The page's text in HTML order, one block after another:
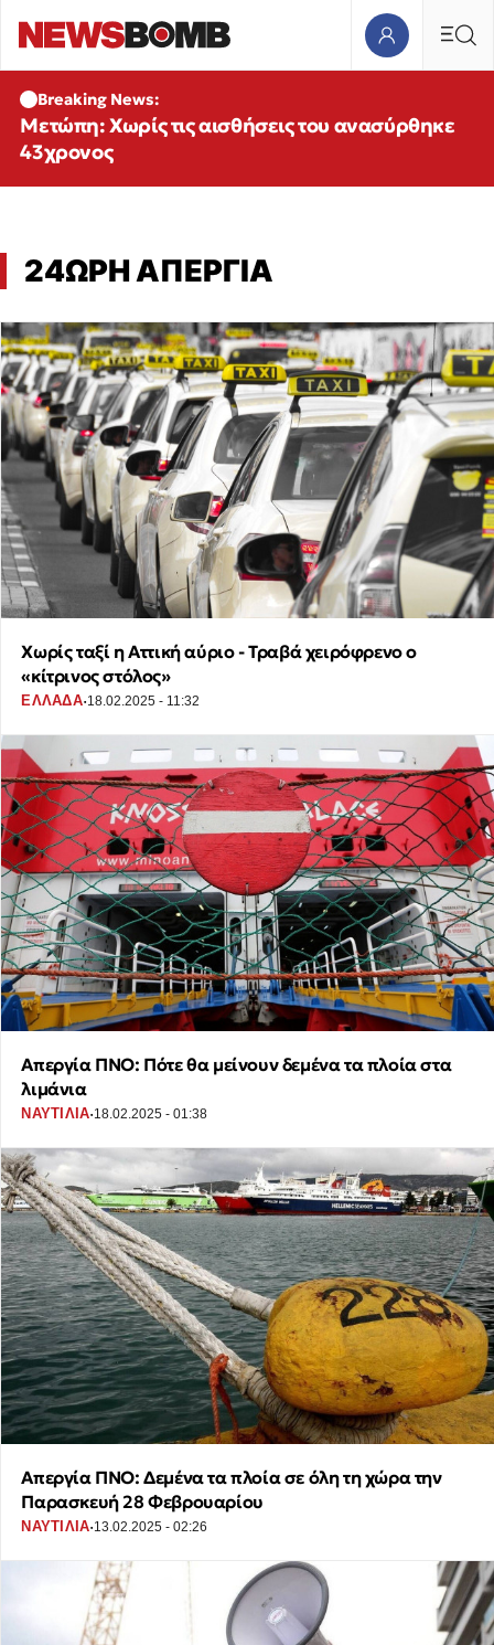
Breaking News:
Μετώπη: Χωρίς τις αισθήσεις του ανασύρθηκε
43χρονος
24ΩΡΗ ΑΠΕΡΓΙΑ
Χωρίς ταξί η Αττική αύριο - Τραβά χειρόφρενο ο
«κίτρινος στόλος»
ΕΛΛΑΔΑ·18.02.2025 - 11:32
Απεργία ΠΝΟ: Πότε θα μείνουν δεμένα τα πλοία στα
λιμάνια
ΝΑΥΤΙΛΙΑ·18.02.2025 - 01:38
Απεργία ΠΝΟ: Δεμένα τα πλοία σε όλη τη χώρα την
Παρασκευή 28 Φεβρουαρίου
ΝΑΥΤΙΛΙΑ·13.02.2025 - 02:26